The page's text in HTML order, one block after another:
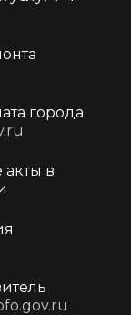
города
в